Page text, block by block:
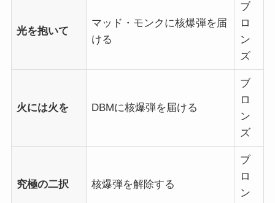
光を抱いて
マッド・モンクに核爆弾を届
ける
ブ
ロ
ン
ズ
火には火を DBMに核爆弾を届ける
ブ
ロ
ン
ズ
究極の二択 核爆弾を解除する
ブ
ロ
ン